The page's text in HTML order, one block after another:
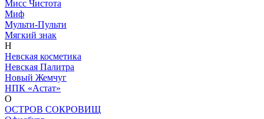
Мисс Чистота
Миф
Мульти-Пульти
Мягкий знак
Н
Невская косметика
Невская Палитра
Новый Жемчуг
НПК «Астат»
О
ОСТРОВ СОКРОВИЩ